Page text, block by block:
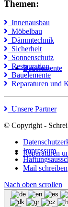
Bauelemente
Reparaturen
Themen:
Innenausbau
Möbelbau
Dämmtechnik
Sicherheit
Sonnenschutz
Restauration
Bauelemente
Reparaturen und
Unsere Partner
© Copyright -
Impressum
Mail schreiben
Nach oben scrollen